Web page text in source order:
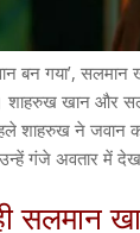
बन गया’,
खान और
शाहरुख ने जवान
गंजे अवतार में
सलमान